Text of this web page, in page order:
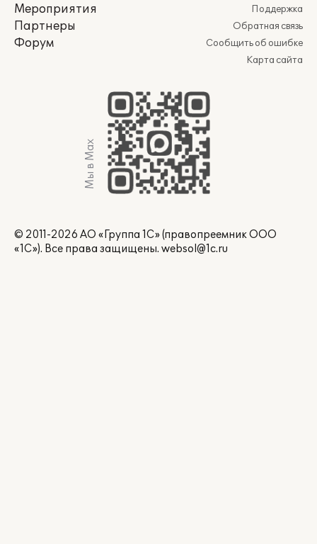
Мероприятия
Партнеры
Форум
Поддержка
Обратная связь
Сообщить об ошибке
Карта сайта
Мы в Max
© 2011-2026 АО «Группа 1С» (правопреемник ООО
«1С»). Все права защищены. websol@1c.ru